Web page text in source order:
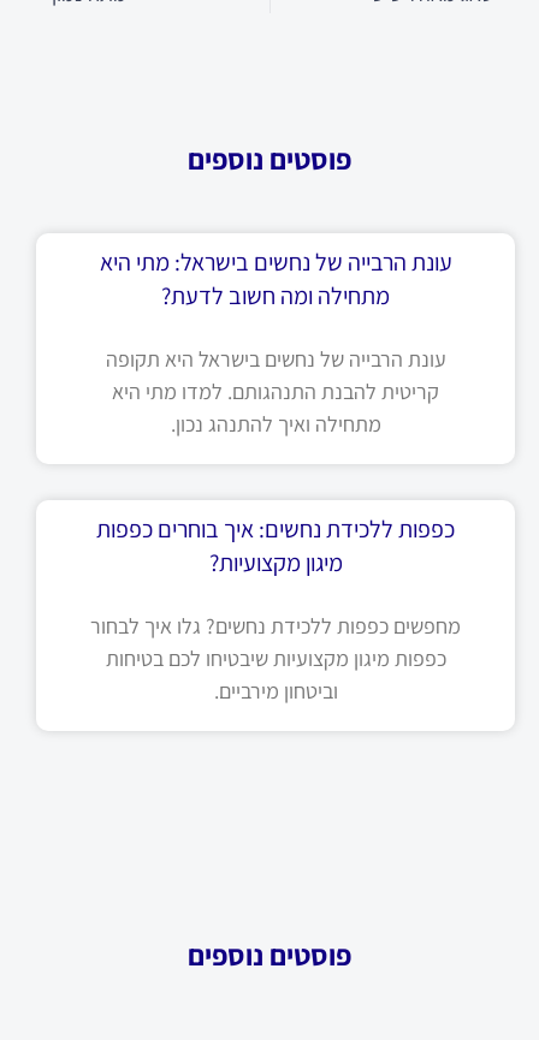
פוסטים נוספים
עונת הרבייה של נחשים בישראל: מתי היא
מתחילה ומה חשוב לדעת?
עונת הרבייה של נחשים בישראל היא תקופה
קריטית להבנת התנהגותם. למדו מתי היא
מתחילה ואיך להתנהג נכון.
כפפות ללכידת נחשים: איך בוחרים כפפות
מיגון מקצועיות?
מחפשים כפפות ללכידת נחשים? גלו איך לבחור
כפפות מיגון מקצועיות שיבטיחו לכם בטיחות
וביטחון מירביים.
פוסטים נוספים